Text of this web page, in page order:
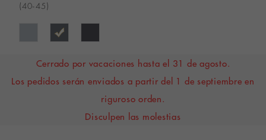
(40-45)
Cerrado por vacaciones hasta el 31 de agosto.
Los pedidos serán enviados a partir del 1 de septiembre en
riguroso orden.
Disculpen las molestias